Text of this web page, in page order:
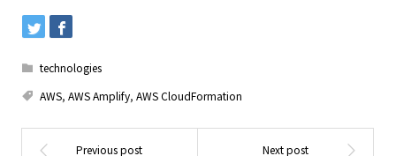
technologies
AWS, AWS Amplify, AWS CloudFormation